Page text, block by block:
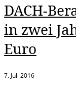
DACH-
in zwei
Euro
7. Juli 2016